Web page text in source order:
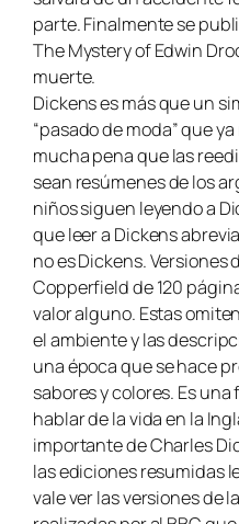
parte. Finalmente se
The Mystery of Edwin
muerte.
Dickens es más que un
“pasado de moda” que
mucha pena que las
sean resúmenes de los
niños siguen leyendo a
que leer a Dickens
no es Dickens. Versiones
Copperfield de 120
valor alguno. Estas
el ambiente y las
una época que se hace
sabores y colores. Es
hablar de la vida en la
importante de Charles
las ediciones resumidas
vale ver las versiones de